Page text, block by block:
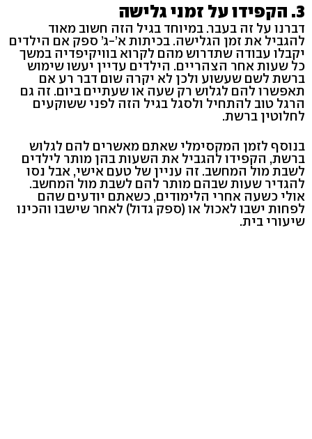
3. הקפידו על זמני גלישה
דברנו על זה בעבר. במיוחד בגיל הזה חשוב מאוד
להגביל את זמן הגלישה. בכיתות א’-ג’ ספק אם הילדים
יקבלו עבודה שתדרוש מהם לקרוא בוויקיפדיה במשך
כל שעות אחר הצהריים. הילדים עדיין יעשו שימוש
ברשת לשם שעשוע ולכן לא יקרה שום דבר רע אם
תאפשרו להם לגלוש רק שעה או שעתיים ביום. זה גם
הרגל טוב להתחיל ולסגל בגיל הזה לפני ששוקעים
לחלוטין ברשת.
בנוסף לזמן המקסימלי שאתם מאשרים להם לגלוש
ברשת, הקפידו להגביל את השעות בהן מותר לילדים
לשבת מול המחשב. זה עניין של טעם אישי, אבל נסו
להגדיר שעות שבהם מותר להם לשבת מול המחשב.
אולי כשעה אחרי הלימודים, כשאתם יודעים שהם
לפחות ישבו לאכול או (ספק גדול) לאחר שישבו והכינו
שיעורי בית.